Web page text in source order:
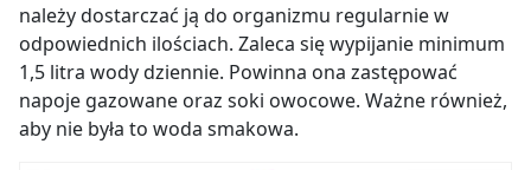
należy dostarczać ją do organizmu regularnie w
odpowiednich ilościach. Zaleca się wypijanie minimum
1,5 litra wody dziennie. Powinna ona zastępować
napoje gazowane oraz soki owocowe. Ważne również,
aby nie była to woda smakowa.